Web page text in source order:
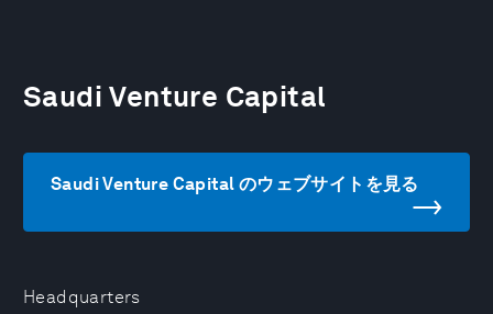
Headquarters
Saudi Venture Capital
Saudi Venture Capital のウェブサイトを見る